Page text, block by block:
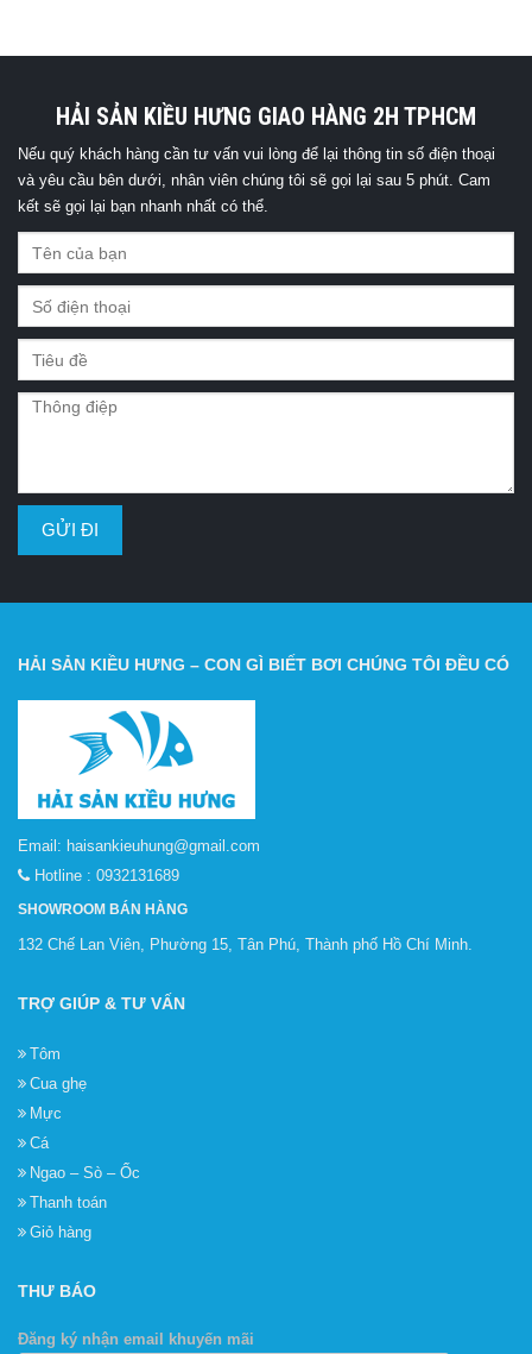
HẢI SẢN KIỀU HƯNG GIAO HÀNG 2H TPHCM
Nếu quý khách hàng cần tư vấn vui lòng để lại thông tin số điện thoại
và yêu cầu bên dưới, nhân viên chúng tôi sẽ gọi lại sau 5 phút. Cam
kết sẽ gọi lại bạn nhanh nhất có thể.
HẢI SẢN KIỀU HƯNG – CON GÌ BIẾT BƠI CHÚNG TÔI ĐỀU CÓ
Email: haisankieuhung@gmail.com
Hotline : 0932131689
SHOWROOM BÁN HÀNG
132 Chế Lan Viên, Phường 15, Tân Phú, Thành phố Hồ Chí Minh.
TRỢ GIÚP & TƯ VẤN
Tôm
Cua ghẹ
Mực
Cá
Ngao – Sò – Ốc
Thanh toán
Giỏ hàng
THƯ BÁO
Đăng ký nhận email khuyến mãi